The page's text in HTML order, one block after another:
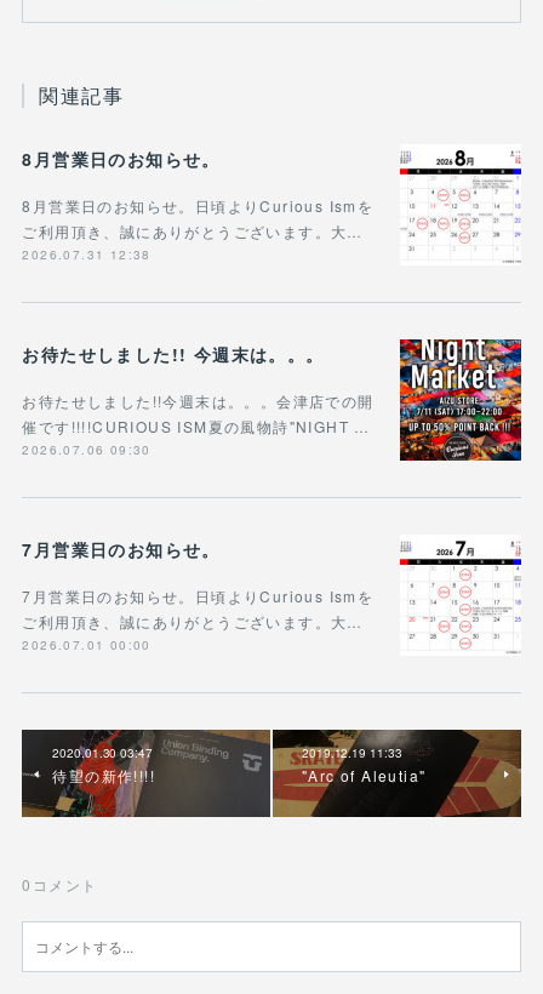
関連記事
8月営業日のお知らせ。
8月営業日のお知らせ。日頃よりCurious Ismを
ご利用頂き、誠にありがとうございます。大…
2026.07.31 12:38
お待たせしました!! 今週末は。。。
お待たせしました!!今週末は。。。会津店での開
催です!!!!CURIOUS ISM夏の風物詩"NIGHT …
2026.07.06 09:30
7月営業日のお知らせ。
7月営業日のお知らせ。日頃よりCurious Ismを
ご利用頂き、誠にありがとうございます。大…
2026.07.01 00:00
2020.01.30 03:47
待望の新作!!!!
2019.12.19 11:33
"Arc of Aleutia"
0 コメント